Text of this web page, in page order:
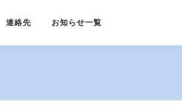
連絡先 お知らせ一覧